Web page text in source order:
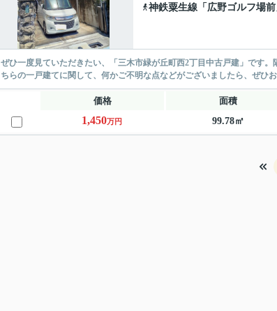
神鉄粟生線 「 広野ゴルフ場前
ぜひ一度見ていただきたい、「三木市緑が丘町西2丁目中古戸建」です
ちらの一戸建てに関して、何かご不明な点などがございましたら、ぜひ
価格 面積
1,450万円 99.78㎡